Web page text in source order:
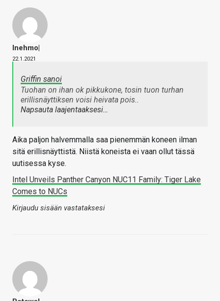
Inehmo|
22.1.2021
Griffin sanoi
Tuohan on ihan ok pikkukone, tosin tuon turhan
erillisnäyttiksen voisi heivata pois..
Napsauta laajentaaksesi…
Aika paljon halvemmalla saa pienemmän koneen ilman
sitä erillisnäyttistä. Niistä koneista ei vaan ollut tässä
uutisessa kyse.
Intel Unveils Panther Canyon NUC11 Family: Tiger Lake
Comes to NUCs
Kirjaudu sisään vastataksesi